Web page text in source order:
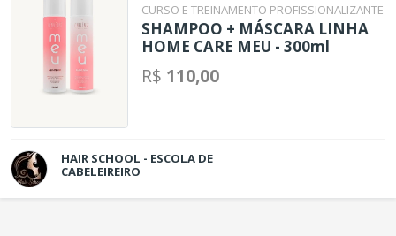
CURSO E TREINAMENTO PROFISSIONALIZANTE
SHAMPOO + MÁSCARA LINHA
HOME CARE MEU - 300ml
R$ 110,00
HAIR SCHOOL - ESCOLA DE
CABELEIREIRO